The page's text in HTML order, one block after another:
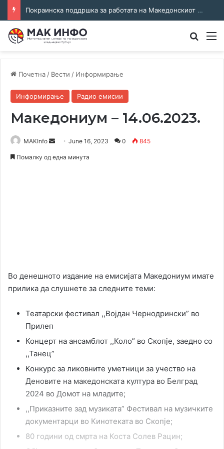
Покраинска поддршка за работата на Македонскиот национален совет: потпишан договор за суфинансирање на активностите
Почетна / Вести / Информирање
Информирање Радио емисии
Македониум – 14.06.2023.
MAKInfo
Send June 16, 2023 0 845
Помалку од една минута
Во денешното издание на емисијата Македониум имате
прилика да слушнете за следните теми:
Театарски фестивал ,,Војдан Чернодрински” во
Прилеп
Концерт на ансамблот ,,Коло” во Скопје, заедно со
,,Танец”
Конкурс за ликовните уметници за учество на
Деновите на македонската култура во Белград
2024 во Домот на младите;
,,Приказните зад музиката” Фестивал на музичките
документарци во Кинотеката во Скопје;
80 години од смрта на Коста Солев Рацин;